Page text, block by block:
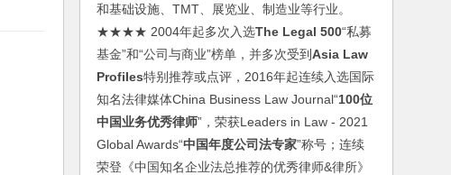
和基础设施、TMT、展览业、制造业等行业。
★★★★ 2004年起多次入选The Legal 500“私募
基金”和“公司与商业”榜单，并多次受到Asia Law
Profiles特别推荐或点评，2016年起连续入选国际
知名法律媒体China Business Law Journal“100位
中国业务优秀律师”，荣获Leaders in Law - 2021
Global Awards“中国年度公司法专家”称号；连续
荣登《中国知名企业法总推荐的优秀律师&律所》